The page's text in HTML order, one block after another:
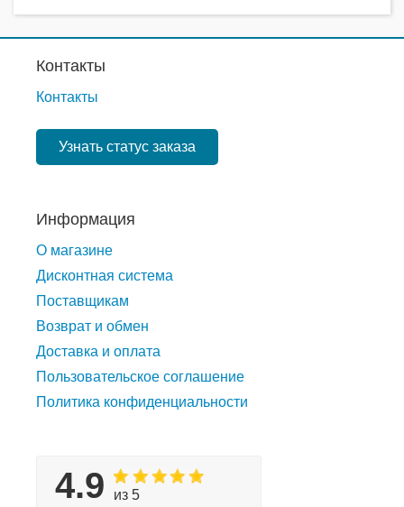
Контакты
Контакты
Узнать статус заказа
Информация
О магазине
Дисконтная система
Поставщикам
Возврат и обмен
Доставка и оплата
Пользовательское соглашение
Политика конфиденциальности
4.9 из 5